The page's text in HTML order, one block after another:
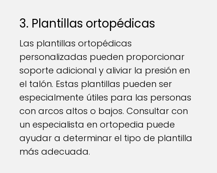
3. Plantillas ortopédicas
Las plantillas ortopédicas
personalizadas pueden proporcionar
soporte adicional y aliviar la presión en
el talón. Estas plantillas pueden ser
especialmente útiles para las personas
con arcos altos o bajos. Consultar con
un especialista en ortopedia puede
ayudar a determinar el tipo de plantilla
más adecuada.